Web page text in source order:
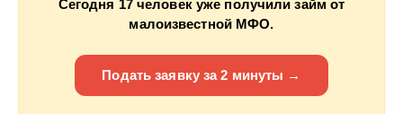
Сегодня 17 человек уже получили займ от
малоизвестной МФО.
Подать заявку за 2 минуты →